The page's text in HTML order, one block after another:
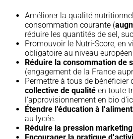
Améliorer la qualité
consommation courante (
réduire les quantités de sel,
Promouvoir le Nutri-Score, en
obligatoire au niveau
Réduire la consommation de
(engagement de la France
Permettre à tous de bénéficier
collective de qualité en toute
l’approvisionnement en bio
Étendre l’éducation à
au lycée.
Réduire la pression